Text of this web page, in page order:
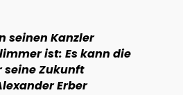
seinen Kanzler
ist: Es kann die
seine Zukunft
Erber